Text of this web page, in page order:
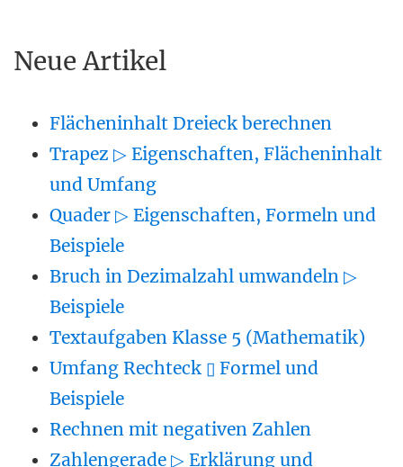
Neue Artikel
Flächeninhalt Dreieck berechnen
Trapez ▷ Eigenschaften, Flächeninhalt
und Umfang
Quader ▷ Eigenschaften, Formeln und
Beispiele
Bruch in Dezimalzahl umwandeln ▷
Beispiele
Textaufgaben Klasse 5 (Mathematik)
Umfang Rechteck ▯ Formel und
Beispiele
Rechnen mit negativen Zahlen
Zahlengerade ▷ Erklärung und